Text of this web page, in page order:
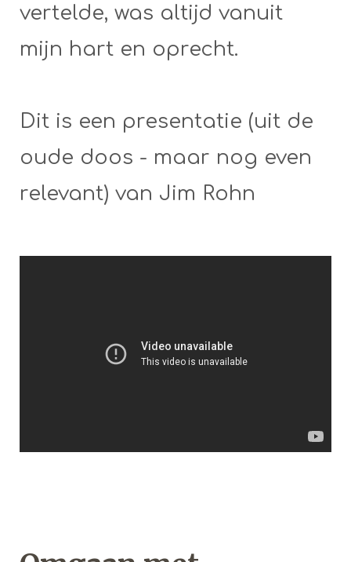
vertelde, was altijd vanuit
mijn hart en oprecht.
Dit is een presentatie (uit de
oude doos - maar nog even
relevant) van Jim Rohn